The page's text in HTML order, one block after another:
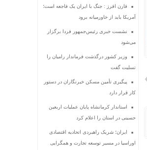
فارن افرز : جنگ با ایران یک فاجعه است؛
آمریکا باید از خاورمیانه برود
نشست خبری رئیس‌جمهور فردا برگزار
می‌شود
وزیر کشور درگذشت فرماندار رامیان را
تسلیت گفت
پیگیری تأمین مسکن خبرنگاران در دستور
کار قرار دارد
استاندار کرمانشاه پایان عملیات اربعین
حسینی در استان را اعلام کرد
ایران؛ شریک راهبردی اتحادیه اقتصادی
اوراسیا در مسیر توسعه تجارت و همگرایی